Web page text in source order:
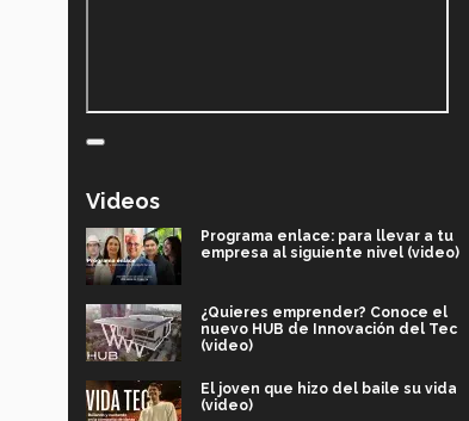
Videos
Programa enlace: para llevar a tu
empresa al siguiente nivel (video)
¿Quieres emprender? Conoce el
nuevo HUB de Innovación del Tec
(video)
El joven que hizo del baile su vida
(video)